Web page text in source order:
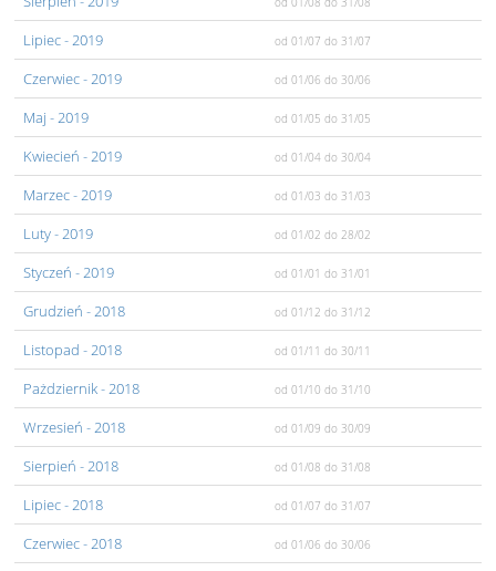
Lipiec- 2019 od 01/07 do 31/07
Czerwiec- 2019 od 01/06 do 30/06
Maj - 2019 od 01/05 do 31/05
Kwiecień - 2019 od 01/04 do 30/04
Marzec- 2019 od 01/03 do 31/03
Luty- 2019 od 01/02 do 28/02
Styczeń - 2019 od 01/01 do 31/01
Grudzień - 2018 od 01/12 do 31/12
Listopad - 2018 od 01/11 do 30/11
Pażdziernik- 2018 od 01/10 do 31/10
Wrzesień - 2018 od 01/09 do 30/09
Sierpień - 2018 od 01/08 do 31/08
Lipiec- 2018 od 01/07 do 31/07
Czerwiec- 2018 od 01/06 do 30/06